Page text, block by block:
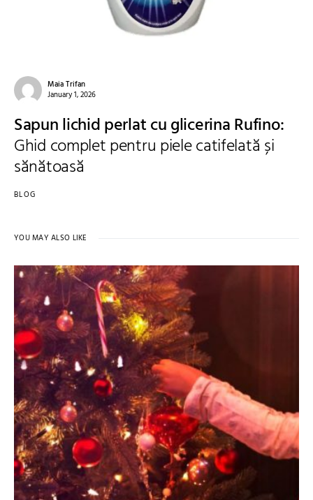
Maia Trifan
January 1, 2026
Sapun lichid perlat cu glicerina Rufino:
Ghid complet pentru piele catifelată și
sănătoasă
BLOG
YOU MAY ALSO LIKE